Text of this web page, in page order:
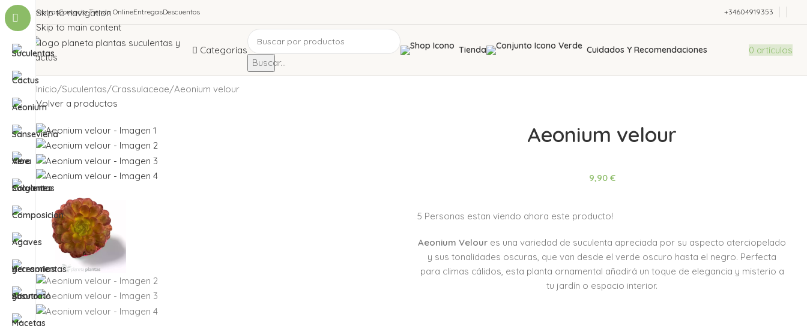
Skip to navigation
Skip to main content
NosotrosContacto Tienda OnlineEntregasDescuentos +34604919353
Categorías
Buscar...
Tienda Cuidados Y Recomendaciones 0 artículos
Inicio Suculentas Crassulaceae Aeonium velour
Volver a productos
Aeonium velour
9,90 €
5 Personas estan viendo ahora este producto!
Aeonium Velour es una variedad de suculenta apreciada por su aspecto aterciopelado
y sus tonalidades oscuras, que van desde el verde oscuro hasta el negro. Perfecta
para climas cálidos, esta planta ornamental añadirá un toque de elegancia y misterio a
tu jardín o espacio interior.